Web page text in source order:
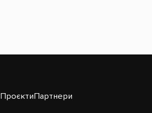
ПроєктиПартнери